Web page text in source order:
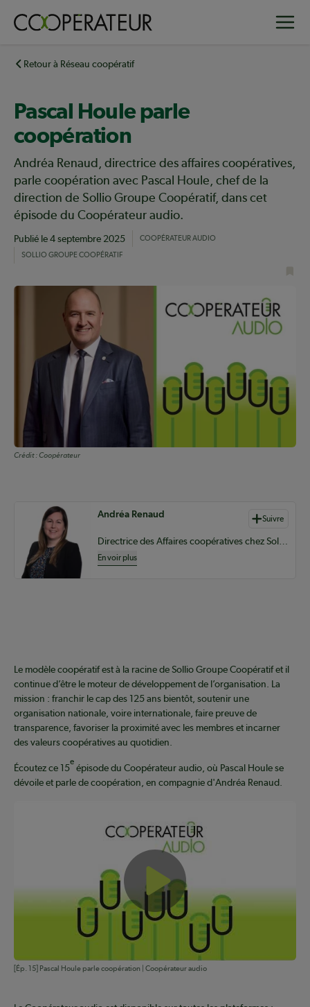
principalRetour à Réseau coopératif
Pascal Houle parle
coopération
Andréa Renaud, directrice des affaires coopératives,
parle coopération avec Pascal Houle, chef de la
direction de Sollio Groupe Coopératif, dans cet
épisode du Coopérateur audio.
Publié le4 septembre 2025
COOPÉRATEUR AUDIO
SOLLIO GROUPE COOPÉRATIF
Crédit : Coopérateur
Auteurs de contenu
Andréa Renaud Suivre
Directrice des Affaires coopératives chez Sollio Groupe Coopératif
En voir plus
Le modèle coopératif est à la racine de Sollio Groupe Coopératif et il
continue d’être le moteur de développement de l’organisation. La
mission : franchir le cap des 125 ans bientôt, soutenir une
organisation nationale, voire internationale, faire preuve de
transparence, favoriser la proximité avec les membres et incarner
des valeurs coopératives au quotidien.
Écoutez ce 15
e
épisode du Coopérateur audio, où Pascal Houle se
dévoile et parle de coopération, en compagnie d'Andréa Renaud.
Play Video: [Ép. 15] Pascal
[Ép. 15] Pascal Houle parle coopération | Coopérateur audio